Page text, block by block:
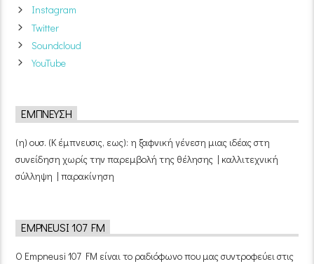
Instagram
Twitter
Soundcloud
YouTube
ΈΜΠΝΕΥΣΗ
(η) ουσ. (Κ έμπνευσις, εως): η ξαφνική γένεση μιας ιδέας στη
συνείδηση χωρίς την παρεμβολή της θέλησης | καλλιτεχνική
σύλληψη | παρακίνηση
EMPNEUSI 107 FM
Ο Empneusi 107 FM είναι το ραδιόφωνο που μας συντροφεύει στις